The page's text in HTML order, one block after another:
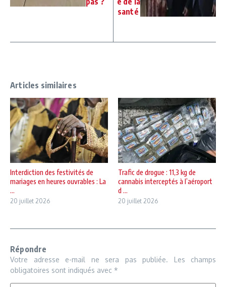
santé
Articles similaires
Interdiction des festivités de
mariages en heures ouvrables : La
...
20 juillet 2026
Trafic de drogue : 11,3 kg de
cannabis interceptés à l’aéroport
d ...
20 juillet 2026
Répondre
Votre adresse e-mail ne sera pas publiée.
Les champs
obligatoires sont indiqués avec *